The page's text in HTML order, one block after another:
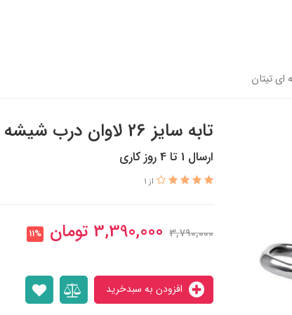
تابه سایز 26 لاوان درب شیشه ای تیتان
ارسال 1 تا 4 روز کاری
از 1
3,790,000
3,390,000 تومان 11%